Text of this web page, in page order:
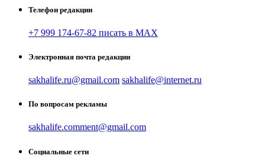
Телефон редакции
+7 999 174-67-82 писать в MAX
Электронная почта редакции
sakhalife.ru@gmail.com sakhalife@internet.ru
По вопросам рекламы
sakhalife.comment@gmail.com
Социальные сети